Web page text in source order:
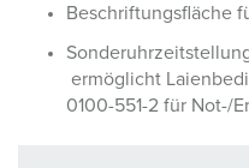
Beschriftungsfläche
ermöglicht
0100-551-2 für Not-/